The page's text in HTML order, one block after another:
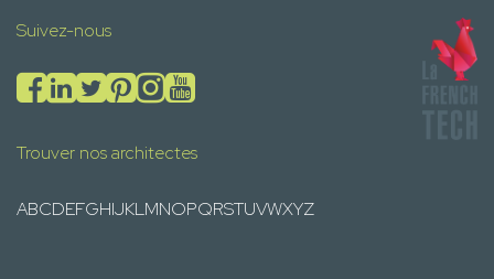
Suivez-nous
Trouver nos architectes
ABCDEFGHIJKLMNOPQRSTUVWXYZ